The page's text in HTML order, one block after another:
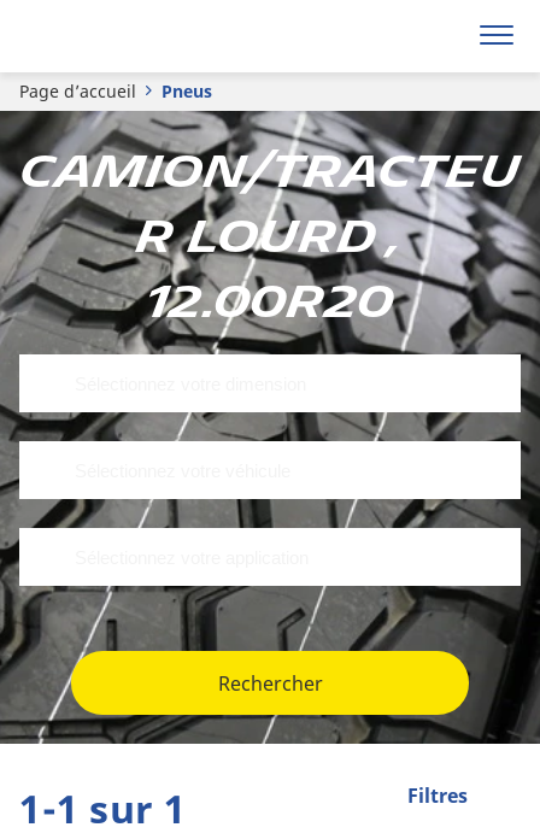
Page d’accueil Pneus
Camion/tracteu
r lourd ,
12.00R20
Rechercher
Filtres
1-1 sur 1